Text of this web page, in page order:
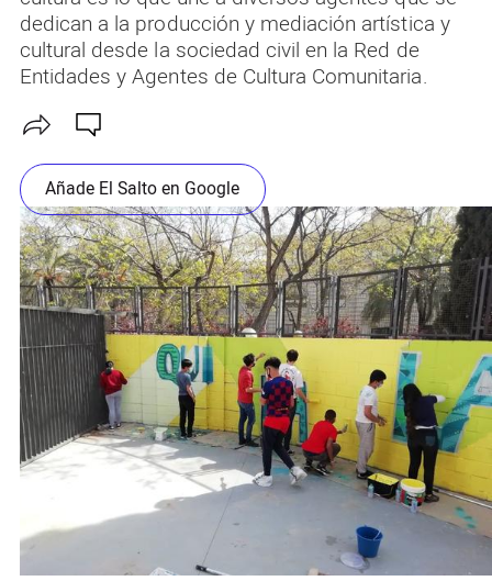
dedican a la producción y mediación artística y
cultural desde la sociedad civil en la Red de
Entidades y Agentes de Cultura Comunitaria.
Añade El Salto en Google